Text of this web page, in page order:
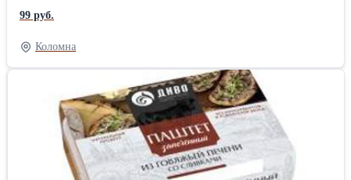
дезодорированное, сливки сухие, вода питьевая, лук репчатый
свежий, морковь столовая свежая, лук жареный сушеный (лук
репчатый, масло подсолнечное рафинированное
дезодорированное, мука пшеничная высший сорт, соль
пищевая), соль пищевая, сахар, перец чёрный молотый.
99 руб.
Коломна